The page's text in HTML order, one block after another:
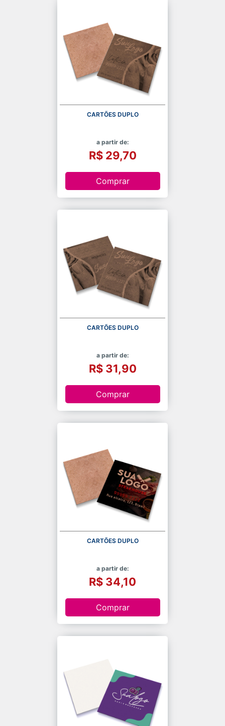
CARTÕES DUPLO
a partir de:
R$ 29,70
Comprar
CARTÕES DUPLO
a partir de:
R$ 31,90
Comprar
CARTÕES DUPLO
a partir de:
R$ 34,10
Comprar